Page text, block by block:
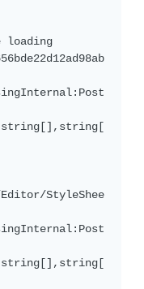
loading
StyleShee